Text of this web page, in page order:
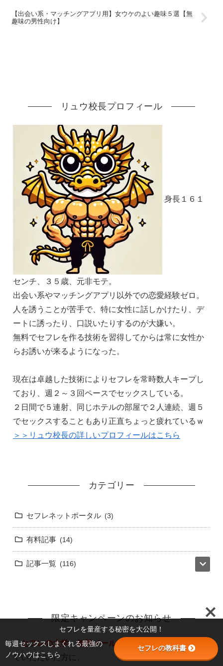
【出会い系・マッチングアプリ用】女ウケのよい趣味５選【無
趣味の男性向け】
リュウ校長プロフィール
身長１６１
センチ、３５歳、元非モテ。
出会い系やマッチングアプリ以外での恋愛経験ゼロ。
人を誘うことが苦手で、特に女性に話しかけたり、デ
ートに誘ったり、口説いたりするのが大嫌い。
無料でセフレを作る技術を習得してからは常に女性か
らお誘いが来るようになった。
現在は卓越した技術によりセフレを常時数人キープし
ており、週２～３回ペースでセックスしている。
２日間で５連射、同じホテルの部屋で２人連続、週５
でセックスすることもあり正直ちょっと疲れているｗ
＞＞リュウ校長の詳しいプロフィールはこちら
カテゴリー
セフレネットポータル 3
有料記事 14
記事一覧 116
限定キャンペーンのお知らせ
「セフレの大学 無料メールマガジン講座
」に登録し
ていただいた方に、
セフレを量産する秘密を大公開！
毎週セックスしまくれる最強の
ノウハウはこちら
セフレの教科書